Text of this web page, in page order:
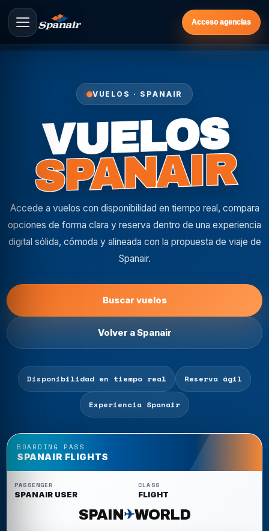
Acceso agencias
VUELOS · SPANAIR
VUELOS
SPANAIR
Accede a vuelos con disponibilidad en tiempo real, compara
opciones de forma clara y reserva dentro de una experiencia
digital sólida, cómoda y alineada con la propuesta de viaje de
Spanair.
Buscar vuelos
Volver a Spanair
Disponibilidad en tiempo real Reserva ágil
Experiencia Spanair
BOARDING PASS
SPANAIR FLIGHTS
PASSENGER
SPANAIR USER
CLASS
FLIGHT
SPAIN✈WORLD